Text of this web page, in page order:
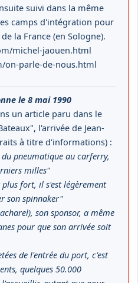
suivi dans la même
camps d'intégration pour
la France (en Sologne).
michel-jaouen.html
on-parle-de-nous.html
le 8 mai 1990
un article paru dans le
l'arrivée de Jean-
à titre d'informations) :
pneumatique au carferry,
milles"
fort, il s'est légèrement
son spinnaker"
son sponsor, a même
pour que son arrivée soit
de l'entrée du port, c'est
quelques 50.000